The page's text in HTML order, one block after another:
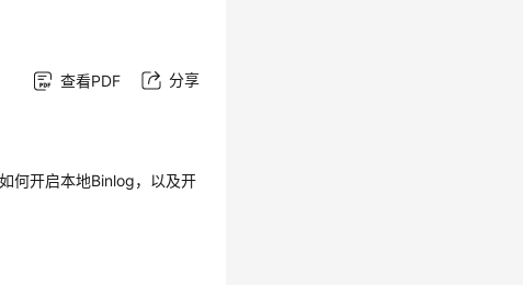
查看PDF 分享
何开启本地Binlog，以及开